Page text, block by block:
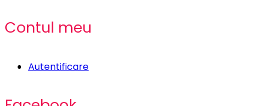
Contul meu
Autentificare